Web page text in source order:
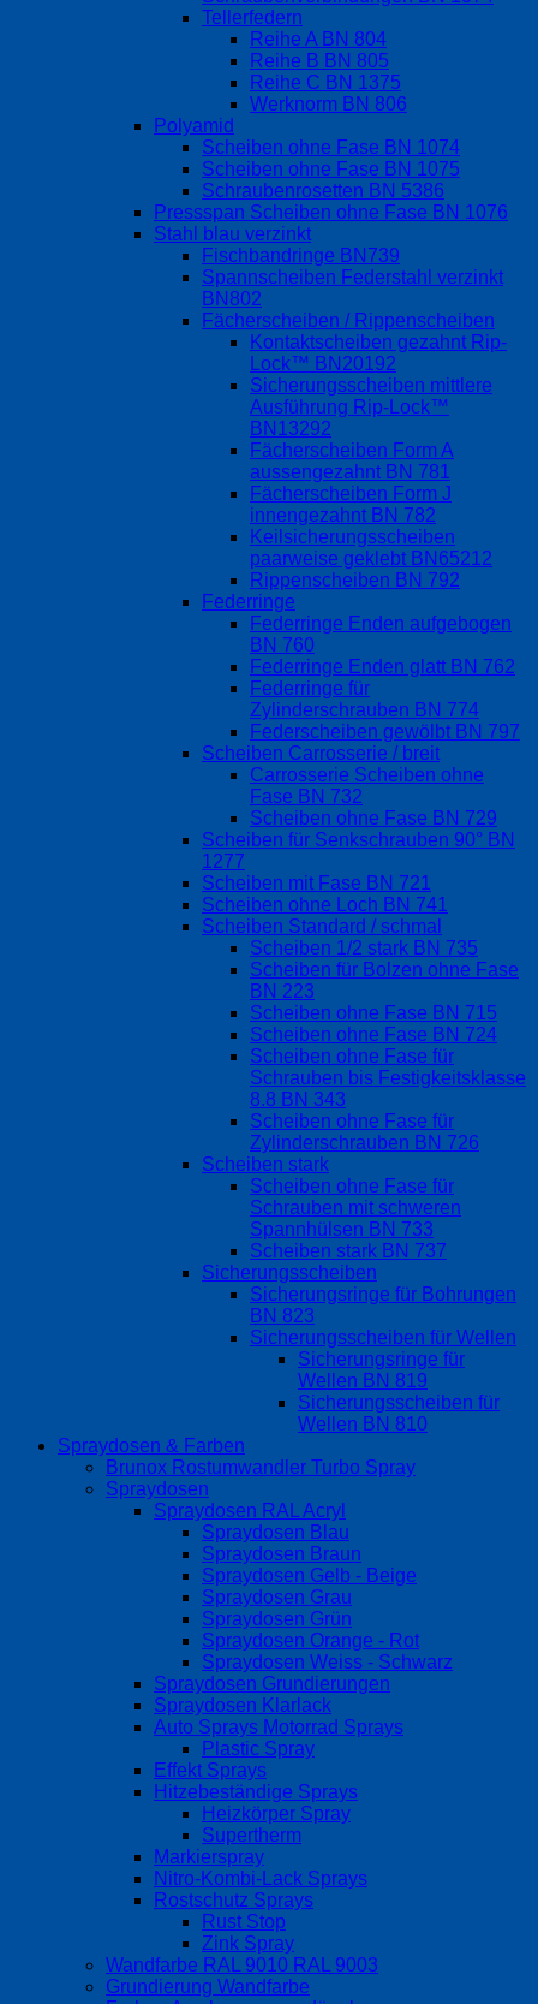
Tellerfedern
Reihe A BN 804
Reihe B BN 805
Reihe C BN 1375
Werknorm BN 806
Polyamid
Scheiben ohne Fase BN 1074
Scheiben ohne Fase BN 1075
Schraubenrosetten BN 5386
Pressspan Scheiben ohne Fase BN 1076
Stahl blau verzinkt
Fischbandringe BN739
Spannscheiben Federstahl verzinkt
BN802
Fächerscheiben / Rippenscheiben
Kontaktscheiben gezahnt Rip-
Lock™ BN20192
Sicherungsscheiben mittlere
Ausführung Rip-Lock™
BN13292
Fächerscheiben Form A
aussengezahnt BN 781
Fächerscheiben Form J
innengezahnt BN 782
Keilsicherungsscheiben
paarweise geklebt BN65212
Rippenscheiben BN 792
Federringe
Federringe Enden aufgebogen
BN 760
Federringe Enden glatt BN 762
Federringe für
Zylinderschrauben BN 774
Federscheiben gewölbt BN 797
Scheiben Carrosserie / breit
Carrosserie Scheiben ohne
Fase BN 732
Scheiben ohne Fase BN 729
Scheiben für Senkschrauben 90° BN
1277
Scheiben mit Fase BN 721
Scheiben ohne Loch BN 741
Scheiben Standard / schmal
Scheiben 1/2 stark BN 735
Scheiben für Bolzen ohne Fase
BN 223
Scheiben ohne Fase BN 715
Scheiben ohne Fase BN 724
Scheiben ohne Fase für
Schrauben bis Festigkeitsklasse
8.8 BN 343
Scheiben ohne Fase für
Zylinderschrauben BN 726
Scheiben stark
Scheiben ohne Fase für
Schrauben mit schweren
Spannhülsen BN 733
Scheiben stark BN 737
Sicherungsscheiben
Sicherungsringe für Bohrungen
BN 823
Sicherungsscheiben für Wellen
Sicherungsringe für
Wellen BN 819
Sicherungsscheiben für
Wellen BN 810
Spraydosen & Farben
Brunox Rostumwandler Turbo Spray
Spraydosen
Spraydosen RAL Acryl
Spraydosen Blau
Spraydosen Braun
Spraydosen Gelb - Beige
Spraydosen Grau
Spraydosen Grün
Spraydosen Orange - Rot
Spraydosen Weiss - Schwarz
Spraydosen Grundierungen
Spraydosen Klarlack
Auto Sprays Motorrad Sprays
Plastic Spray
Effekt Sprays
Hitzebeständige Sprays
Heizkörper Spray
Supertherm
Markierspray
Nitro-Kombi-Lack Sprays
Rostschutz Sprays
Rust Stop
Zink Spray
Wandfarbe RAL 9010 RAL 9003
Grundierung Wandfarbe